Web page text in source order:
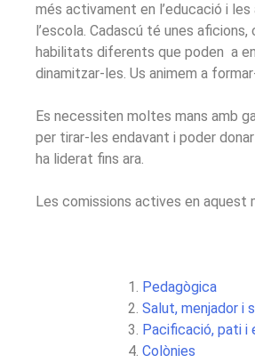
més activament en l’educació i
l’escola. Cadascú té unes
habilitats diferents que poden a
dinamitzar-les. Us animem a
Es necessiten moltes mans amb
per tirar-les endavant i poder
ha liderat fins ara.
Les comissions actives en aquest
Pedagògica
Salut, menjador i
Pacificació, pati i
Colònies